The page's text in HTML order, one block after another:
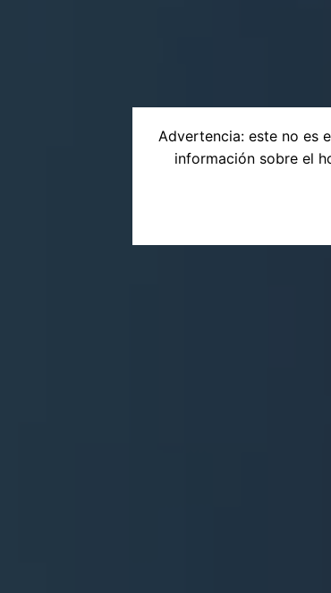
Advertencia: este no es
información sobre el